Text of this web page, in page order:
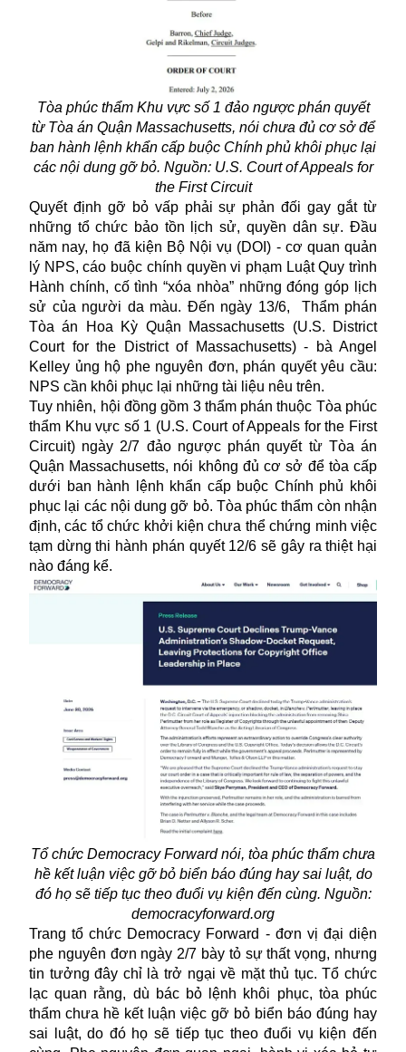
Tòa phúc thẩm Khu vực số 1 đảo ngược phán quyết
từ Tòa án Quận Massachusetts, nói chưa đủ cơ sở để
ban hành lệnh khẩn cấp buộc Chính phủ khôi phục lại
các nội dung gỡ bỏ. Nguồn: U.S. Court of Appeals for
the First Circuit
Quyết định gỡ bỏ vấp phải sự phản đối gay gắt từ
những tổ chức bảo tồn lịch sử, quyền dân sự. Đầu
năm nay, họ đã kiện Bộ Nội vụ (DOI) - cơ quan quản
lý NPS, cáo buộc chính quyền vi phạm Luật Quy trình
Hành chính, cố tình “xóa nhòa” những đóng góp lịch
sử của người da màu. Đến ngày 13/6, Thẩm phán
Tòa án Hoa Kỳ Quận Massachusetts (U.S. District
Court for the District of Massachusetts) - bà Angel
Kelley ủng hộ phe nguyên đơn, phán quyết yêu cầu:
NPS cần khôi phục lại những tài liệu nêu trên.
Tuy nhiên, hội đồng gồm 3 thẩm phán thuộc Tòa phúc
thẩm Khu vực số 1 (U.S. Court of Appeals for the First
Circuit) ngày 2/7 đảo ngược phán quyết từ Tòa án
Quận Massachusetts, nói không đủ cơ sở để tòa cấp
dưới ban hành lệnh khẩn cấp buộc Chính phủ khôi
phục lại các nội dung gỡ bỏ. Tòa phúc thẩm còn nhận
định, các tổ chức khởi kiện chưa thể chứng minh việc
tạm dừng thi hành phán quyết 12/6 sẽ gây ra thiệt hại
nào đáng kể.
Tổ chức Democracy Forward nói, tòa phúc thẩm chưa
hề kết luận việc gỡ bỏ biển báo đúng hay sai luật, do
đó họ sẽ tiếp tục theo đuổi vụ kiện đến cùng. Nguồn:
democracyforward.org
Trang tổ chức Democracy Forward - đơn vị đại diện
phe nguyên đơn ngày 2/7 bày tỏ sự thất vọng, nhưng
tin tưởng đây chỉ là trở ngại về mặt thủ tục. Tổ chức
lạc quan rằng, dù bác bỏ lệnh khôi phục, tòa phúc
thẩm chưa hề kết luận việc gỡ bỏ biển báo đúng hay
sai luật, do đó họ sẽ tiếp tục theo đuổi vụ kiện đến